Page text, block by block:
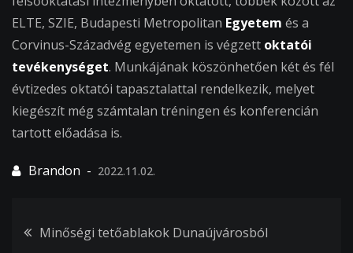
ELTE, SZIE, Budapesti Metropolitan Egyetem és a
Corvinus-Századvég egyetemen is végzett oktatói
tevékenységet. Munkájának köszönhetően két és fél
évtizedes oktatói tapasztalattal rendelkezik, melyet
kiegészít még számtalan tréningen és konferencián
tartott előadása is.
2022.11.02.
Bejegyzés
Minőségi tetőablakok Dunaújvárosból